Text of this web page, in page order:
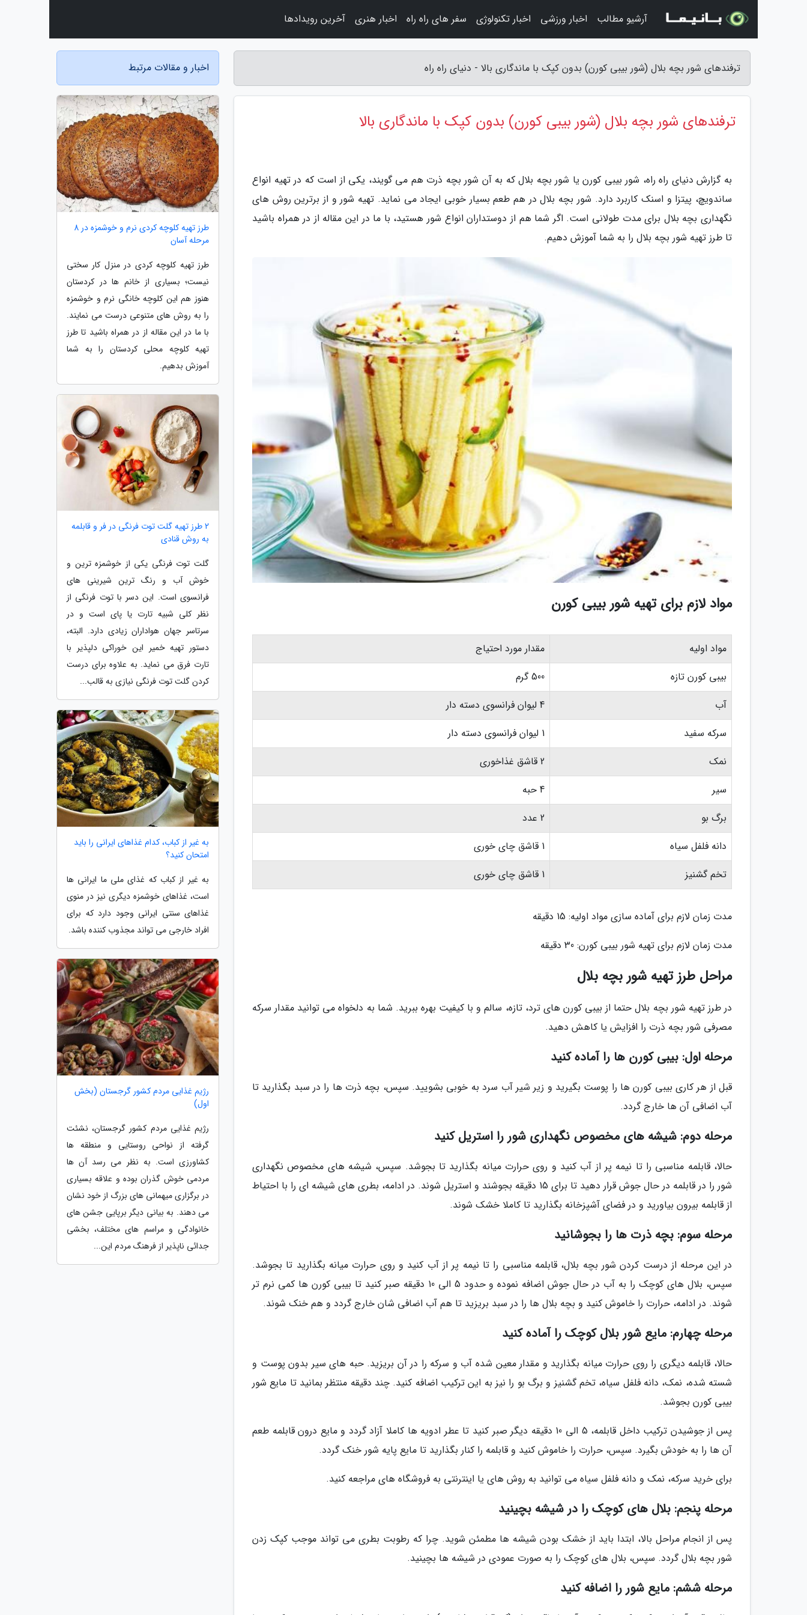
ترفندهای شور بچه بلال (شور بیبی کورن) بدون کپک با ماندگاری بالا - دنیای راه راه
ترفندهای شور بچه بلال (شور بیبی کورن) بدون کپک با ماندگاری بالا
به گزارش دنیای راه راه، شور بیبی کورن یا شور بچه بلال که به آن شور بچه ذرت هم می گویند، یکی از است که در تهیه انواع
ساندویچ، پیتزا و اسنک کاربرد دارد. شور بچه بلال در هم طعم بسیار خوبی ایجاد می نماید. تهیه شور و از برترین روش های
نگهداری بچه بلال برای مدت طولانی است. اگر شما هم از دوستداران انواع شور هستید، با ما در این مقاله از در همراه باشید
تا طرز تهیه شور بچه بلال را به شما آموزش دهیم.
مواد لازم برای تهیه شور بیبی کورن
مواد اولیه
مقدار مورد احتیاج
بیبی کورن تازه
500 گرم
آب
4 لیوان فرانسوی دسته دار
سرکه سفید
1 لیوان فرانسوی دسته دار
نمک
2 قاشق غذاخوری
سیر
4 حبه
برگ بو
2 عدد
دانه فلفل سیاه
1 قاشق چای خوری
تخم گشنیز
1 قاشق چای خوری
مدت زمان لازم برای آماده سازی مواد اولیه: 15 دقیقه
مدت زمان لازم برای تهیه شور بیبی کورن: 30 دقیقه
مراحل طرز تهیه شور بچه بلال
در طرز تهیه شور بچه بلال حتما از بیبی کورن های ترد، تازه، سالم و با کیفیت بهره ببرید. شما به دلخواه می توانید مقدار سرکه
مصرفی شور بچه ذرت را افزایش یا کاهش دهید.
مرحله اول: بیبی کورن ها را آماده کنید
قبل از هر کاری بیبی کورن ها را پوست بگیرید و زیر شیر آب سرد به خوبی بشویید. سپس، بچه ذرت ها را در سبد بگذارید تا
آب اضافی آن ها خارج گردد.
مرحله دوم: شیشه های مخصوص نگهداری شور را استریل کنید
حالا، قابلمه مناسبی را تا نیمه پر از آب کنید و روی حرارت میانه بگذارید تا بجوشد. سپس، شیشه های مخصوص نگهداری
شور را در قابلمه در حال جوش قرار دهید تا برای 15 دقیقه بجوشند و استریل شوند. در ادامه، بطری های شیشه ای را با احتیاط
از قابلمه بیرون بیاورید و در فضای آشپزخانه بگذارید تا کاملا خشک شوند.
مرحله سوم: بچه ذرت ها را بجوشانید
در این مرحله از درست کردن شور بچه بلال، قابلمه مناسبی را تا نیمه پر از آب کنید و روی حرارت میانه بگذارید تا بجوشد.
سپس، بلال های کوچک را به آب در حال جوش اضافه نموده و حدود 5 الی 10 دقیقه صبر کنید تا بیبی کورن ها کمی نرم تر
شوند. در ادامه، حرارت را خاموش کنید و بچه بلال ها را در سبد بریزید تا هم آب اضافی شان خارج گردد و هم خنک شوند.
مرحله چهارم: مایع شور بلال کوچک را آماده کنید
حالا، قابلمه دیگری را روی حرارت میانه بگذارید و مقدار معین شده آب و سرکه را در آن بریزید. حبه های سیر بدون پوست و
شسته شده، نمک، دانه فلفل سیاه، تخم گشنیز و برگ بو را نیز به این ترکیب اضافه کنید. چند دقیقه منتظر بمانید تا مایع شور
بیبی کورن بجوشد.
پس از جوشیدن ترکیب داخل قابلمه، 5 الی 10 دقیقه دیگر صبر کنید تا عطر ادویه ها کاملا آزاد گردد و مایع درون قابلمه طعم
آن ها را به خودش بگیرد. سپس، حرارت را خاموش کنید و قابلمه را کنار بگذارید تا مایع پایه شور خنک گردد.
برای خرید سرکه، نمک و دانه فلفل سیاه می توانید به روش های یا اینترنتی به فروشگاه های مراجعه کنید.
مرحله پنجم: بلال های کوچک را در شیشه بچینید
پس از انجام مراحل بالا، ابتدا باید از خشک بودن شیشه ها مطمئن شوید. چرا که رطوبت بطری می تواند موجب کپک زدن
شور بچه بلال گردد. سپس، بلال های کوچک را به صورت عمودی در شیشه ها بچینید.
مرحله ششم: مایع شور را اضافه کنید
اخبار و مقالات مرتبط
طرز تهیه کلوچه کردی نرم و خوشمزه در 8
مرحله آسان
طرز تهیه کلوچه کردی در منزل کار سختی
نیست؛ بسیاری از خانم ها در کردستان
هنوز هم این کلوچه خانگی نرم و خوشمزه
را به روش های متنوعی درست می نمایند.
با ما در این مقاله از در همراه باشید تا طرز
تهیه کلوچه محلی کردستان را به شما
آموزش بدهیم.
2 طرز تهیه گلت توت فرنگی در فر و قابلمه
به روش قنادی
گلت توت فرنگی یکی از خوشمزه ترین و
خوش آب و رنگ ترین شیرینی های
فرانسوی است. این دسر با توت فرنگی از
نظر کلی شبیه تارت یا پای است و در
سرتاسر جهان هواداران زیادی دارد. البته،
دستور تهیه خمیر این خوراکی دلپذیر با
تارت فرق می نماید. به علاوه برای درست
کردن گلت توت فرنگی نیازی به قالب...
به غیر از کباب، کدام غذاهای ایرانی را باید
امتحان کنید؟
به غیر از کباب که غذای ملی ما ایرانی ها
است، غذاهای خوشمزه دیگری نیز در منوی
غذاهای سنتی ایرانی وجود دارد که برای
افراد خارجی می تواند مجذوب کننده باشد.
رژیم غذایی مردم کشور گرجستان (بخش
اول)
رژیم غذایی مردم کشور گرجستان، نشئت
گرفته از نواحی روستایی و منطقه ها
کشاورزی است. به نظر می رسد آن ها
مردمی خوش گذران بوده و علاقه بسیاری
در برگزاری میهمانی های بزرگ از خود نشان
می دهند. به بیانی دیگر برپایی جشن های
خانوادگی و مراسم های مختلف، بخشی
جدائی ناپذیر از فرهنگ مردم این...
آرشیو مطالب اخبار ورزشی اخبار تکنولوژی سفر های راه راه اخبار هنری آخرین رویدادها